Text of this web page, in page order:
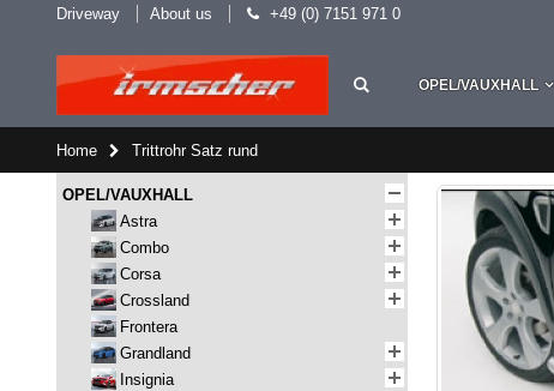
Driveway About us +49 (0) 7151 971 0
OPEL/VAUXHALL
Home Trittrohr Satz rund
OPEL/VAUXHALL
Astra
Combo
Corsa
Crossland
Frontera
Grandland
Insignia